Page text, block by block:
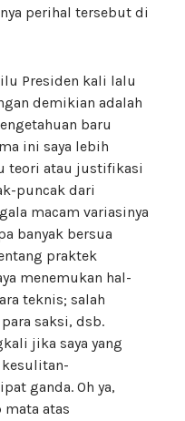
perihal tersebut di
Presiden kali lalu
demikian adalah
baru
ini saya lebih
teori atau justifikasi
puncak dari
macam variasinya
banyak bersua
praktek
menemukan hal-
teknis; salah
saksi, dsb.
jika saya yang
ganda. Oh ya,
atas